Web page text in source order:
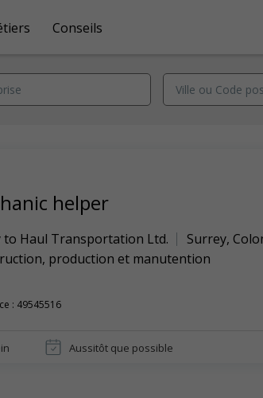
Conseils
helper
to Haul Transportation Ltd. Surrey,
production et manutention
: 49545516
Aussitôt que possible